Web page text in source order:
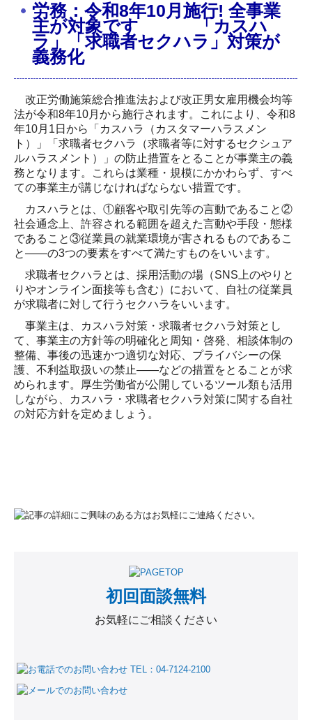
労務：令和8年10月施行! 全事業
主が対象です 「カスハ
ラ」「求職者セクハラ」対策が
義務化
改正労働施策総合推進法および改正男女雇用機会均等
法が令和8年10月から施行されます。これにより、令和8
年10月1日から「カスハラ（カスタマーハラスメン
ト）」「求職者セクハラ（求職者等に対するセクシュア
ルハラスメント）」の防止措置をとることが事業主の義
務となります。これらは業種・規模にかかわらず、すべ
ての事業主が講じなければならない措置です。
カスハラとは、①顧客や取引先等の言動であること②
社会通念上、許容される範囲を超えた言動や手段・態様
であること③従業員の就業環境が害されるものであるこ
と――の3つの要素をすべて満たすものをいいます。
求職者セクハラとは、採用活動の場（SNS上のやりと
りやオンライン面接等も含む）において、自社の従業員
が求職者に対して行うセクハラをいいます。
事業主は、カスハラ対策・求職者セクハラ対策とし
て、事業主の方針等の明確化と周知・啓発、相談体制の
整備、事後の迅速かつ適切な対応、プライバシーの保
護、不利益取扱いの禁止――などの措置をとることが求
められます。厚生労働省が公開しているツール類も活用
しながら、カスハラ・求職者セクハラ対策に関する自社
の対応方針を定めましょう。
初回面談無料
お気軽にご相談ください